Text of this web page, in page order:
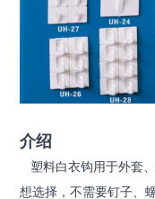
介绍
塑料白衣钩用于外套
想选择，不需要钉子、